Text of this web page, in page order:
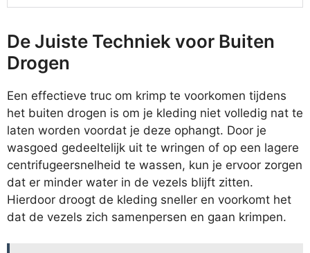
De Juiste Techniek voor Buiten
Drogen
Een effectieve truc om krimp te voorkomen tijdens
het buiten drogen is om je kleding niet volledig nat te
laten worden voordat je deze ophangt. Door je
wasgoed gedeeltelijk uit te wringen of op een lagere
centrifugeersnelheid te wassen, kun je ervoor zorgen
dat er minder water in de vezels blijft zitten.
Hierdoor droogt de kleding sneller en voorkomt het
dat de vezels zich samenpersen en gaan krimpen.